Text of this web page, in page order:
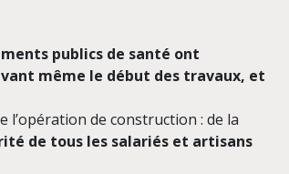
publics de santé ont
même le début des travaux, et
l’opération de construction : de la
de tous les salariés et artisans